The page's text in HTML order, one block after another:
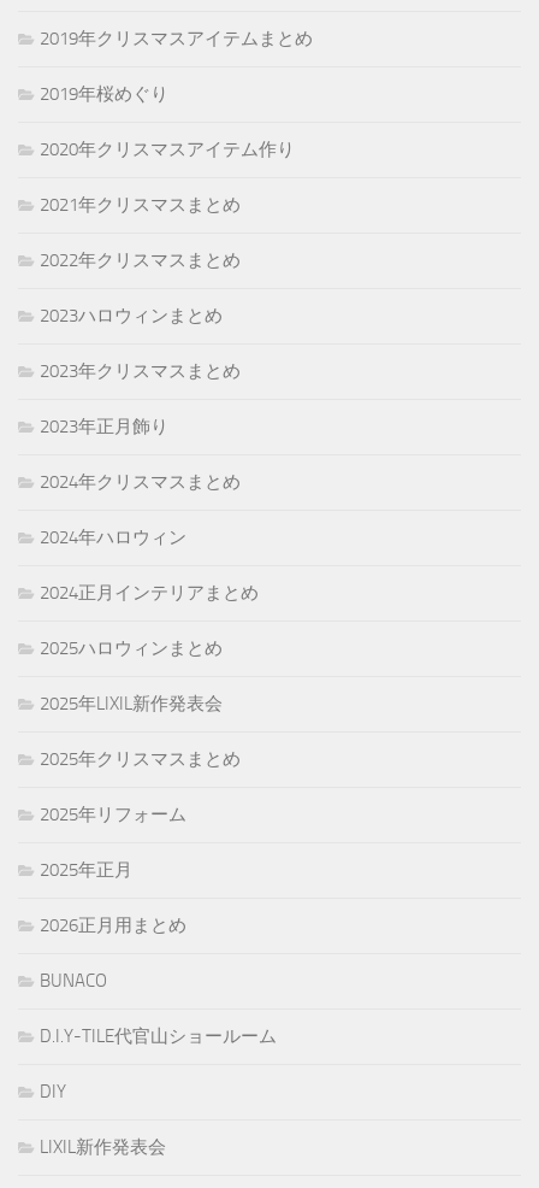
2019年クリスマスアイテムまとめ
2019年桜めぐり
2020年クリスマスアイテム作り
2021年クリスマスまとめ
2022年クリスマスまとめ
2023ハロウィンまとめ
2023年クリスマスまとめ
2023年正月飾り
2024年クリスマスまとめ
2024年ハロウィン
2024正月インテリアまとめ
2025ハロウィンまとめ
2025年LIXIL新作発表会
2025年クリスマスまとめ
2025年リフォーム
2025年正月
2026正月用まとめ
BUNACO
D.I.Y-TILE代官山ショールーム
DIY
LIXIL新作発表会